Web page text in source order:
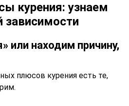
курения: узнаем
зависимости
или находим причину,
плюсов курения есть те,